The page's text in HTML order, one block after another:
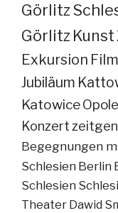
Görlitz
Görlitz Kunst
Exkursion Film
Jubiläum
KatowiceOpole
Konzert
Begegnungen
Schlesien Berlin
Schlesien
Theater Dawid